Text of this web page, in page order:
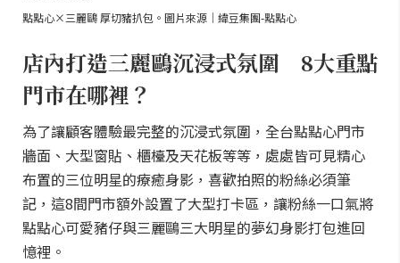
點點心×三麗鷗 厚切豬扒包。圖片來源｜緯豆集團-點點心
店內打造三麗鷗沉浸式氛圍 8大重點
門市在哪裡？
為了讓顧客體驗最完整的沉浸式氛圍，全台點點心門市
牆面、大型窗貼、櫃檯及天花板等等，處處皆可見精心
布置的三位明星的療癒身影，喜歡拍照的粉絲必須筆
記，這8間門市額外設置了大型打卡區，讓粉絲一口氣將
點點心可愛豬仔與三麗鷗三大明星的夢幻身影打包進回
憶裡。